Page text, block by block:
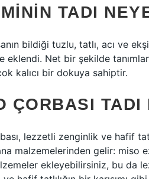
TADI
bildiği tuzlu, tatlı, acı ve
eklendi. Net bir şekilde
kalıcı bir dokuya sahiptir.
ÇORBASI TADI
lezzetli zenginlik ve hafif
malzemelerinden gelir: miso
ekleyebilirsiniz, bu da